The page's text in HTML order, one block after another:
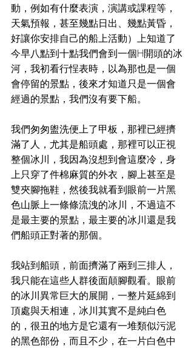
動，例如有什麼表演，演講或課程等，
天氣預報，甚至幾點日出、幾點黃昏，
好讓你安排自己的船上活動）上知道了
今早八點到十點我們會到一個H開頭的冰
河，我初看行悜表時，以為那也是一個
會停留的景點，後來才知道只是一個會
經過的景點，我們沒有要下船。
我們匆匆盥洗便上了甲板，那裡已經擠
滿了人，尤其是船頭處，那裡可以正視
整個冰川，我因為沒想到會這麼冷，身
上只穿了件棉麻質的外衣，腳上甚至是
雙夾腳拖鞋，然後我就看到眼前一片黑
色山脈上一條條流洩的冰川，不過這不
是最主要的景點，最主要的冰川還是我
們船頭正對著的那個。
我站到船頭，前面擠滿了兩到三排人，
我只能在這些人群後面顛腳觀看。眼前
的冰川異常巨大的展開，一整片延綿到
頂處與天相連，冰川其實不是純白色
的，很丑的地方是它還有一堆類似污泥
的黑色部份，而且不少，在一片白色中